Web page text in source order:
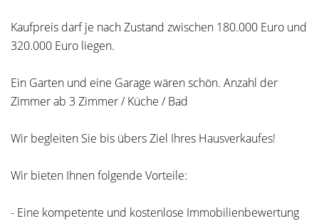
Kaufpreis darf je nach Zustand zwischen 180.000 Euro und
320.000 Euro liegen.
Ein Garten und eine Garage wären schön. Anzahl der
Zimmer ab 3 Zimmer / Küche / Bad
Wir begleiten Sie bis übers Ziel Ihres Hausverkaufes!
Wir bieten Ihnen folgende Vorteile:
- Eine kompetente und kostenlose Immobilienbewertung